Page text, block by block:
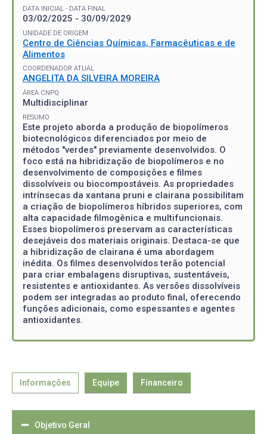
DATA INICIAL - DATA FINAL
03/02/2025 - 30/09/2029
UNIDADE DE ORIGEM
Centro de Ciências Químicas, Farmacêuticas e de
Alimentos
COORDENADOR ATUAL
ANGELITA DA SILVEIRA MOREIRA
ÁREA CNPQ
Multidisciplinar
RESUMO
Este projeto aborda a produção de biopolímeros
biotecnológicos diferenciados por meio de
métodos "verdes" previamente desenvolvidos. O
foco está na hibridização de biopolímeros e no
desenvolvimento de composições e filmes
dissolvíveis ou biocompostáveis. As propriedades
intrínsecas da xantana pruni e clairana possibilitam
a criação de biopolímeros híbridos superiores, com
alta capacidade filmogênica e multifuncionais.
Esses biopolímeros preservam as características
desejáveis dos materiais originais. Destaca-se que
a hibridização de clairana é uma abordagem
inédita. Os filmes desenvolvidos terão potencial
para criar embalagens disruptivas, sustentáveis,
resistentes e antioxidantes. As versões dissolvíveis
podem ser integradas ao produto final, oferecendo
funções adicionais, como espessantes e agentes
antioxidantes.
Informações Equipe Financeiro
Objetivo Geral